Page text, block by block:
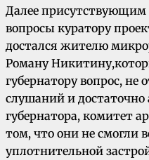
Далее
вопросы куратору
достался жителю
Роману
губернатору вопрос, не
слушаний и достаточно
губернатора, комитет
том, что они не смогли
уплотнительной